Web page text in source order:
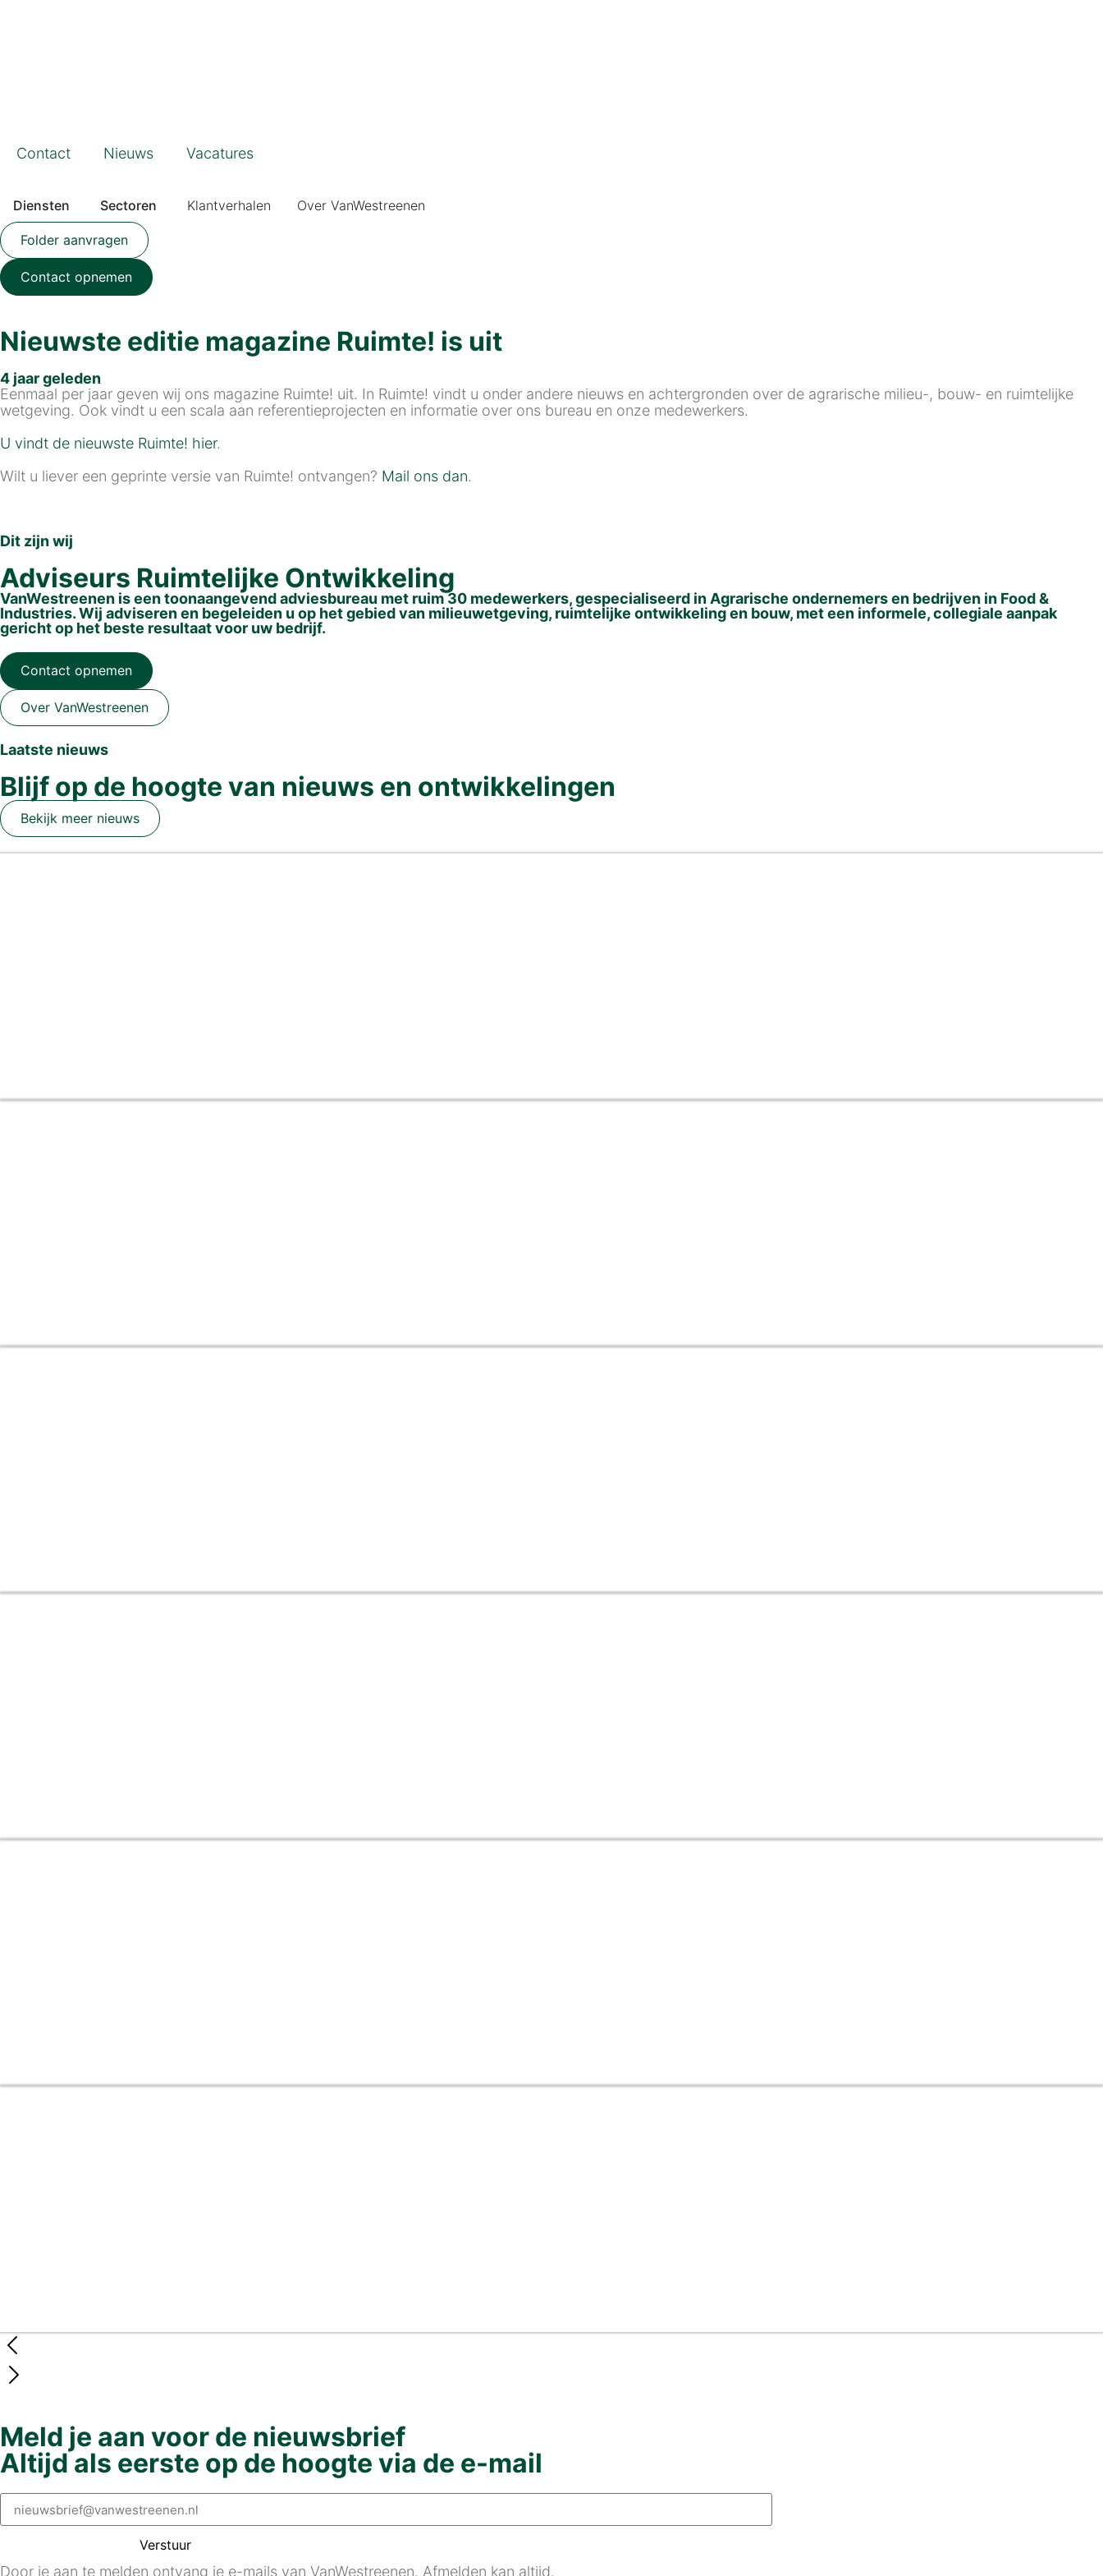
Contact Nieuws Vacatures
Diensten Sectoren Klantverhalen Over VanWestreenen
Folder aanvragen
Contact opnemen
Nieuwste editie magazine Ruimte! is uit
4 jaar geleden
Eenmaal per jaar geven wij ons magazine Ruimte! uit. In Ruimte! vindt u onder andere nieuws en achtergronden over de agrarische milieu-, bouw- en ruimtelijke
wetgeving. Ook vindt u een scala aan referentieprojecten en informatie over ons bureau en onze medewerkers.
U vindt de nieuwste Ruimte! hier.
Wilt u liever een geprinte versie van Ruimte! ontvangen? Mail ons dan.
Dit zijn wij
Adviseurs Ruimtelijke Ontwikkeling
VanWestreenen is een toonaangevend adviesbureau met ruim 30 medewerkers, gespecialiseerd in Agrarische ondernemers en bedrijven in Food &
Industries. Wij adviseren en begeleiden u op het gebied van milieuwetgeving, ruimtelijke ontwikkeling en bouw, met een informele, collegiale aanpak
gericht op het beste resultaat voor uw bedrijf.
Contact opnemen
Over VanWestreenen
Laatste nieuws
Blijf op de hoogte van nieuws en ontwikkelingen
Bekijk meer nieuws
Meld je aan voor de nieuwsbrief
Altijd als eerste op de hoogte via de e-mail
Verstuur
Door je aan te melden ontvang je e-mails van VanWestreenen. Afmelden kan altijd.